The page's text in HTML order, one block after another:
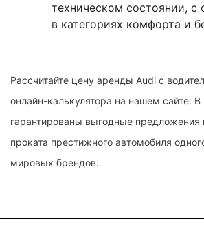
техническом состоянии, с
в категориях комфорта и
Рассчитайте цену аренды Audi с
онлайн-калькулятора на нашем сайте.
гарантированы выгодные предложения
проката престижного автомобиля
мировых брендов.